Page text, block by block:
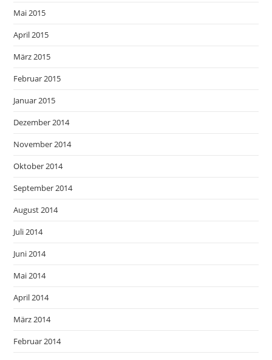
Mai 2015
April 2015
März 2015
Februar 2015
Januar 2015
Dezember 2014
November 2014
Oktober 2014
September 2014
August 2014
Juli 2014
Juni 2014
Mai 2014
April 2014
März 2014
Februar 2014